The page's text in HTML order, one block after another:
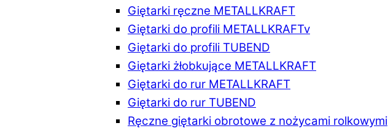
Giętarki ręczne METALLKRAFT
Giętarki do profili METALLKRAFTv
Giętarki do profili TUBEND
Giętarki żłobkujące METALLKRAFT
Giętarki do rur METALLKRAFT
Giętarki do rur TUBEND
Ręczne giętarki obrotowe z nożycami rolkowymi